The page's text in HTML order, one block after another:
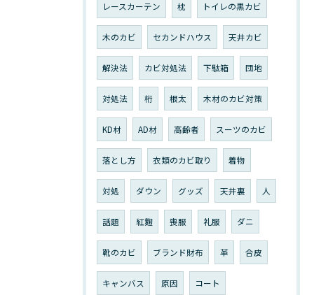
レースカーテン 枕 トイレの黒カビ
木のカビ セカンドハウス 天井カビ
解決法 カビ対処法 下駄箱 団地
対処法 桁 根太 木材のカビ対策
KD材 AD材 高齢者 スーツのカビ
落とし方 衣類のカビ取り 着物
対処 ダウン グッズ 天井裏 人
話題 紅麴 喪服 礼服 ダニ
靴のカビ ブランド財布 革 合皮
キャンバス 原因 コート